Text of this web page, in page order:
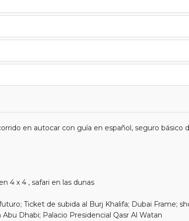
en autocar con guía en español, seguro básico
4 x 4 , safari en las dunas
Ticket de subida al Burj Khalifa; Dubai Frame;
Dhabi; Palacio Presidencial Qasr Al Watan